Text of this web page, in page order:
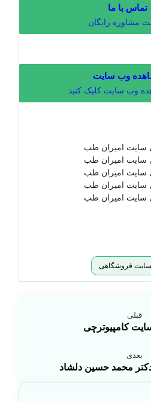
تماس با ما
مشاوره رایگان
وب سایت
وب سایت کلیک کنید
سایت فروشگاهی
قبلی
کامپیوترچی
بعدی
محمد حسین دلشاد